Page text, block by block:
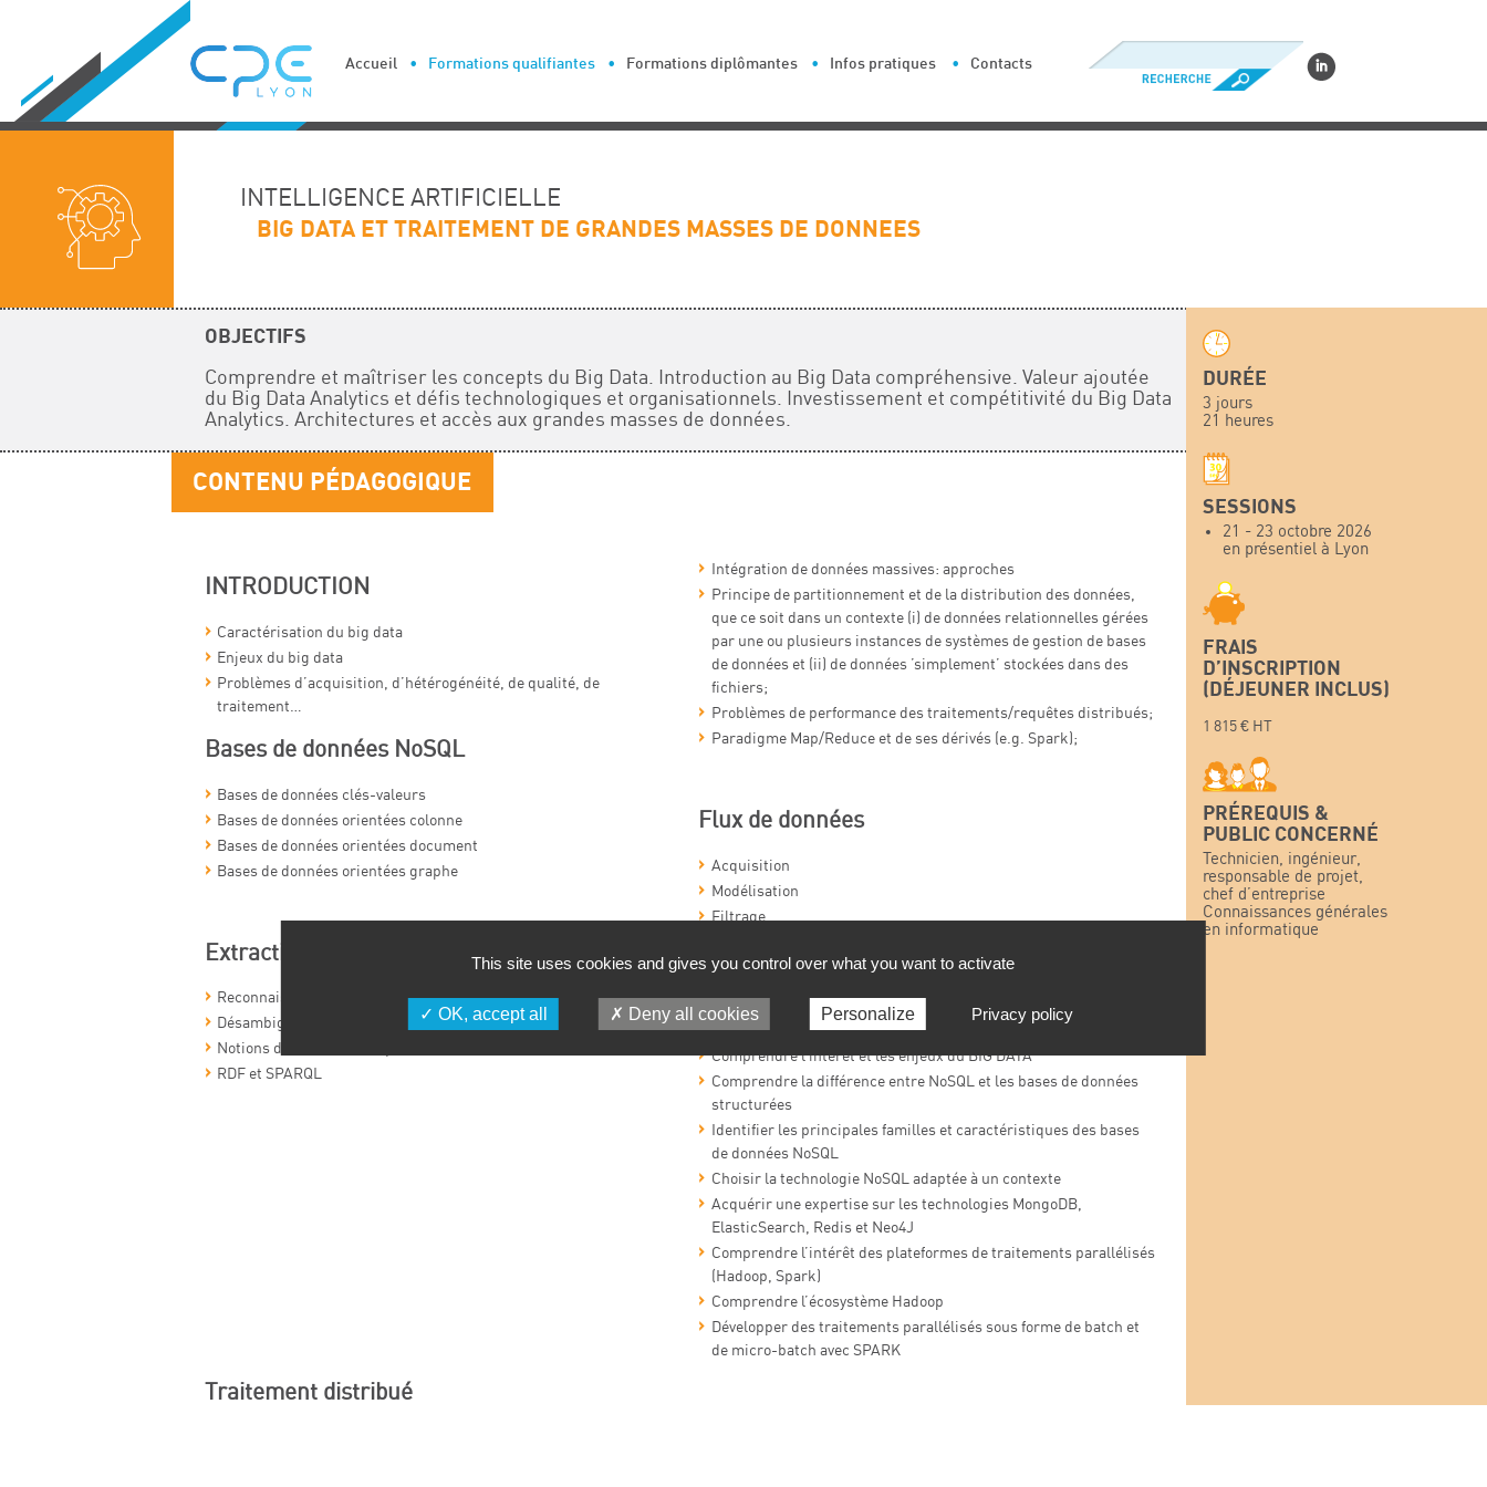
Accueil Formations qualifiantes Formations diplômantes Infos pratiques Contacts
INTELLIGENCE ARTIFICIELLE
BIG DATA ET TRAITEMENT DE GRANDES MASSES DE DONNEES
DURÉE
3 jours
21 heures
SESSIONS
21 - 23 octobre 2026
en présentiel à Lyon
FRAIS
D’INSCRIPTION
(DÉJEUNER INCLUS)
1 815 € HT
PRÉREQUIS &
PUBLIC CONCERNÉ
Technicien, ingénieur,
responsable de projet,
chef d’entreprise
Connaissances générales
en informatique
OBJECTIFS
Comprendre et maîtriser les concepts du Big Data. Introduction au Big Data compréhensive. Valeur ajoutée
du Big Data Analytics et défis technologiques et organisationnels. Investissement et compétitivité du Big Data
Analytics. Architectures et accès aux grandes masses de données.
CONTENU PÉDAGOGIQUE
INTRODUCTION
Caractérisation du big data
Enjeux du big data
Problèmes d’acquisition, d’hétérogénéité, de qualité, de
traitement…
Bases de données NoSQL
Bases de données clés-valeurs
Bases de données orientées colonne
Bases de données orientées document
Bases de données orientées graphe
Extraction d’informations du Web
Reconnaissance d’entités nommées
Désambiguation
Notions de Web sémantique
RDF et SPARQL
Traitement distribué
Intégration de données massives: approches
Principe de partitionnement et de la distribution des données,
que ce soit dans un contexte (i) de données relationnelles gérées
par une ou plusieurs instances de systèmes de gestion de bases
de données et (ii) de données ’simplement’ stockées dans des
fichiers;
Problèmes de performance des traitements/requêtes distribués;
Paradigme Map/Reduce et de ses dérivés (e.g. Spark);
Flux de données
Acquisition
Modélisation
Filtrage
Comprendre ce qui se cache derrière le mot BIG DATA
Comprendre l’intérêt et les enjeux du BIG DATA
Comprendre la différence entre NoSQL et les bases de données
structurées
Identifier les principales familles et caractéristiques des bases
de données NoSQL
Choisir la technologie NoSQL adaptée à un contexte
Acquérir une expertise sur les technologies MongoDB,
ElasticSearch, Redis et Neo4J
Comprendre l’intérêt des plateformes de traitements parallélisés
(Hadoop, Spark)
Comprendre l’écosystème Hadoop
Développer des traitements parallélisés sous forme de batch et
de micro-batch avec SPARK
Cookies management panel
This site uses cookies and gives you control over what you want to activate
OK, accept all Deny all cookies Personalize Privacy policy